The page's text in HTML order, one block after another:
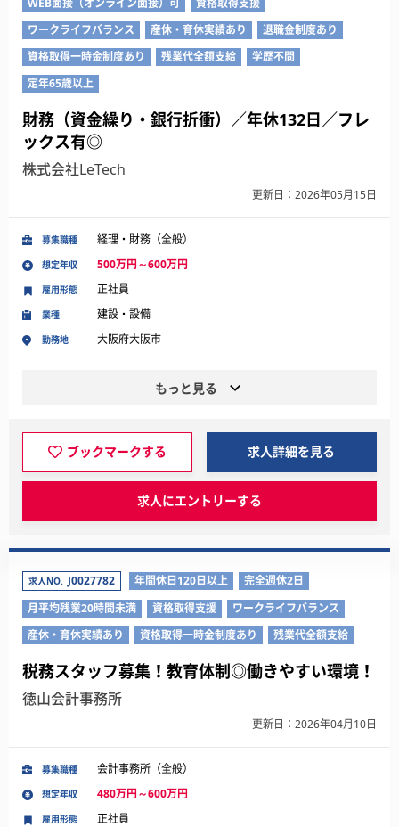
WEB面接（オンライン面接）可
資格取得支援
ワークライフバランス
産休・育休実績あり
退職金制度あり
資格取得一時金制度あり
残業代全額支給
学歴不問
定年65歳以上
財務（資金繰り・銀行折衝）／年休132日／フレ
ックス有◎
株式会社LeTech
更新日：2026年05月15日
募集職種 経理・財務（全般）
想定年収 500万円～600万円
業種 建設・設備
勤務地 大阪府大阪市
雇用形態 正社員
もっと見る
ブックマークする 求人詳細を見る
求人にエントリーする
求人NO. J0027782 年間休日120日以上
完全週休2日
月平均残業20時間未満
資格取得支援
ワークライフバランス
産休・育休実績あり
資格取得一時金制度あり 残業代全額支給
税務スタッフ募集！教育体制◎働きやすい環境！
徳山会計事務所
更新日：2026年04月10日
募集職種 会計事務所（全般）
想定年収 480万円～600万円
雇用形態 正社員